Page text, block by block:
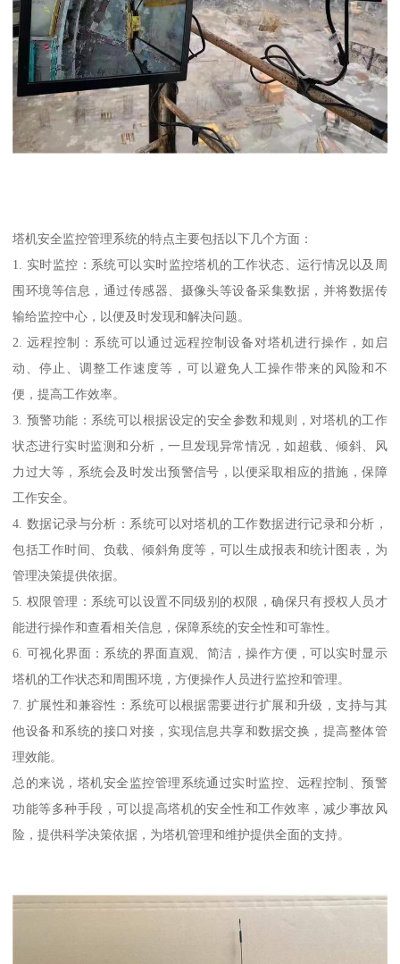
塔机安全监控管理系统的特点主要包括以下几个方面：
1. 实时监控：系统可以实时监控塔机的工作状态、运行情况以及周
围环境等信息，通过传感器、摄像头等设备采集数据，并将数据传
输给监控中心，以便及时发现和解决问题。
2. 远程控制：系统可以通过远程控制设备对塔机进行操作，如启
动、停止、调整工作速度等，可以避免人工操作带来的风险和不
便，提高工作效率。
3. 预警功能：系统可以根据设定的安全参数和规则，对塔机的工作
状态进行实时监测和分析，一旦发现异常情况，如超载、倾斜、风
力过大等，系统会及时发出预警信号，以便采取相应的措施，保障
工作安全。
4. 数据记录与分析：系统可以对塔机的工作数据进行记录和分析，
包括工作时间、负载、倾斜角度等，可以生成报表和统计图表，为
管理决策提供依据。
5. 权限管理：系统可以设置不同级别的权限，确保只有授权人员才
能进行操作和查看相关信息，保障系统的安全性和可靠性。
6. 可视化界面：系统的界面直观、简洁，操作方便，可以实时显示
塔机的工作状态和周围环境，方便操作人员进行监控和管理。
7. 扩展性和兼容性：系统可以根据需要进行扩展和升级，支持与其
他设备和系统的接口对接，实现信息共享和数据交换，提高整体管
理效能。
总的来说，塔机安全监控管理系统通过实时监控、远程控制、预警
功能等多种手段，可以提高塔机的安全性和工作效率，减少事故风
险，提供科学决策依据，为塔机管理和维护提供全面的支持。